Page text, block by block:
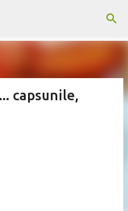
principal
capsunile,